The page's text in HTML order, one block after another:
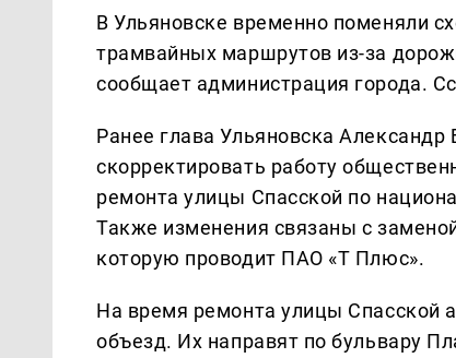
В Ульяновске временно поменяли
трамвайных маршрутов из-за
сообщает администрация города.
Ранее глава Ульяновска
скорректировать работу
ремонта улицы Спасской по
Также изменения связаны с
которую проводит ПАО «Т Плюс».
На время ремонта улицы Спасской
объезд. Их направят по бульвару